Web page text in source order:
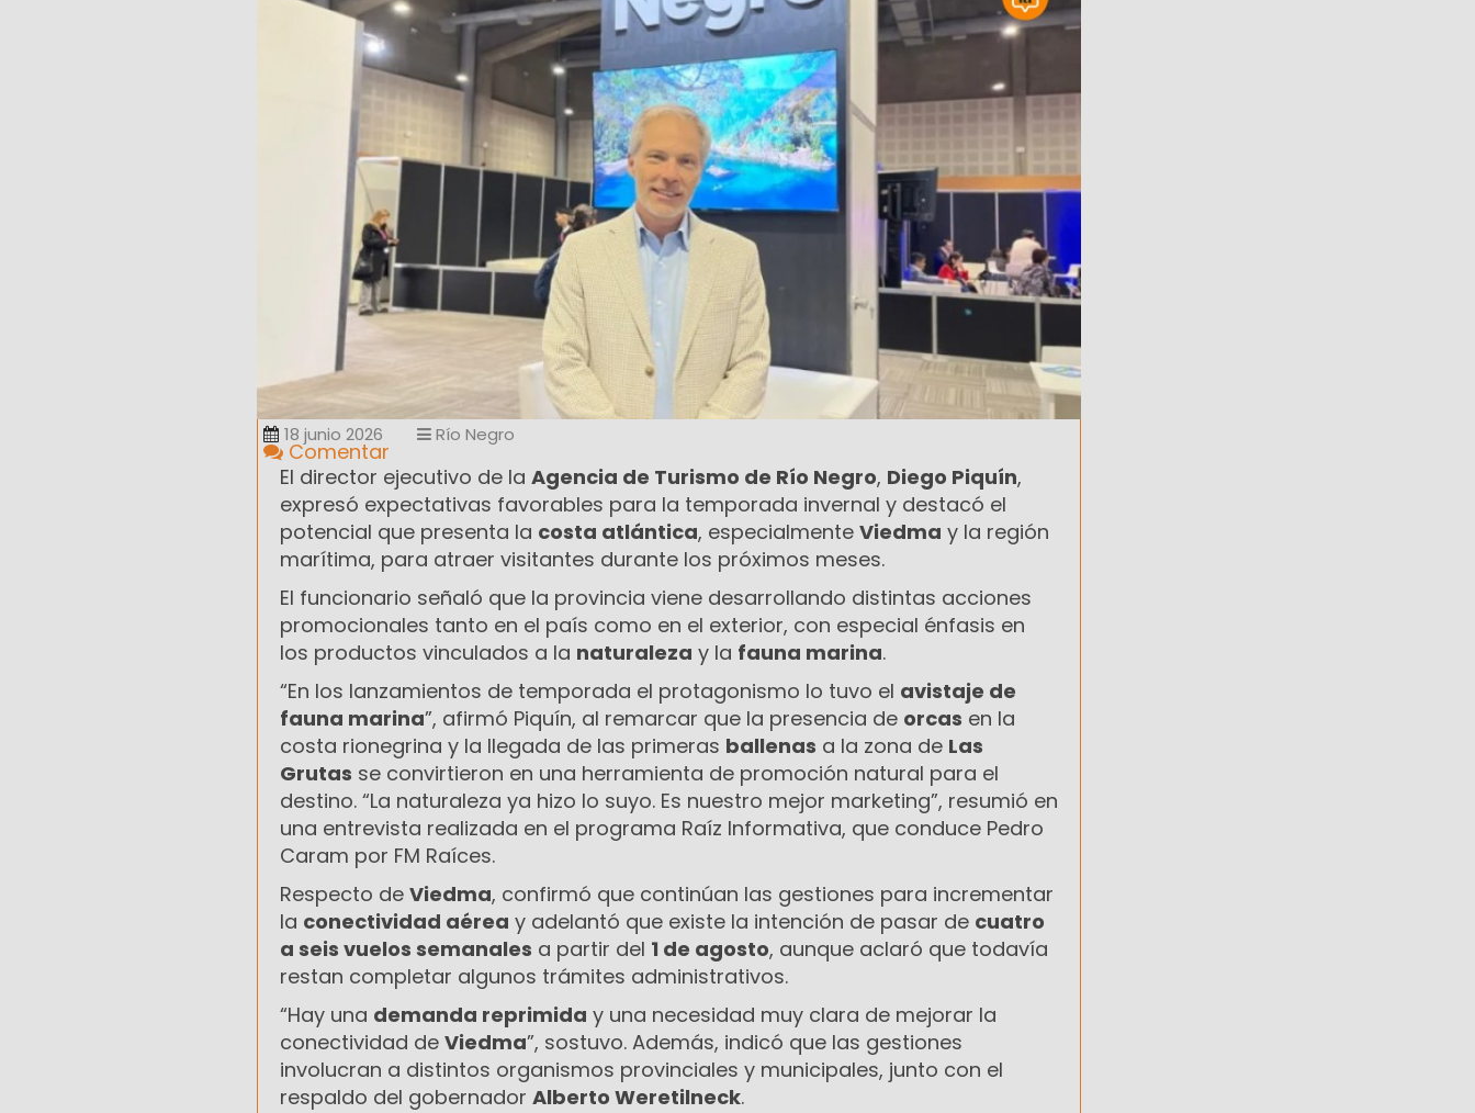
18 junio 2026 Río Negro
Comentar
El director ejecutivo de la Agencia de Turismo de Río Negro, Diego Piquín,
expresó expectativas favorables para la temporada invernal y destacó el
potencial que presenta la costa atlántica, especialmente Viedma y la región
marítima, para atraer visitantes durante los próximos meses.
El funcionario señaló que la provincia viene desarrollando distintas acciones
promocionales tanto en el país como en el exterior, con especial énfasis en
los productos vinculados a la naturaleza y la fauna marina.
“En los lanzamientos de temporada el protagonismo lo tuvo el avistaje de
fauna marina”, afirmó Piquín, al remarcar que la presencia de orcas en la
costa rionegrina y la llegada de las primeras ballenas a la zona de Las
Grutas se convirtieron en una herramienta de promoción natural para el
destino. “La naturaleza ya hizo lo suyo. Es nuestro mejor marketing”, resumió en
una entrevista realizada en el programa Raíz Informativa, que conduce Pedro
Caram por FM Raíces.
Respecto de Viedma, confirmó que continúan las gestiones para incrementar
la conectividad aérea y adelantó que existe la intención de pasar de cuatro
a seis vuelos semanales a partir del 1 de agosto, aunque aclaró que todavía
restan completar algunos trámites administrativos.
“Hay una demanda reprimida y una necesidad muy clara de mejorar la
conectividad de Viedma”, sostuvo. Además, indicó que las gestiones
involucran a distintos organismos provinciales y municipales, junto con el
respaldo del gobernador Alberto Weretilneck.